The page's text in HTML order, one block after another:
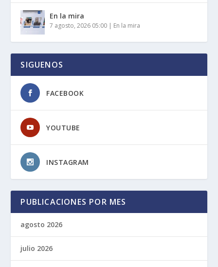
En la mira
7 agosto, 2026 05:00 | En la mira
SIGUENOS
FACEBOOK
YOUTUBE
INSTAGRAM
PUBLICACIONES POR MES
agosto 2026
julio 2026